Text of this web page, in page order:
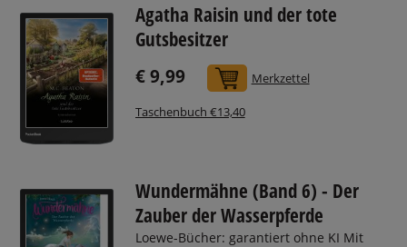
Agatha Raisin und der tote
Gutsbesitzer
€ 9,99 In den Warenkorb
Merkzettel
Taschenbuch €13,40
Wundermähne (Band 6) - Der
Zauber der Wasserpferde
Loewe-Bücher: garantiert ohne KI Mit